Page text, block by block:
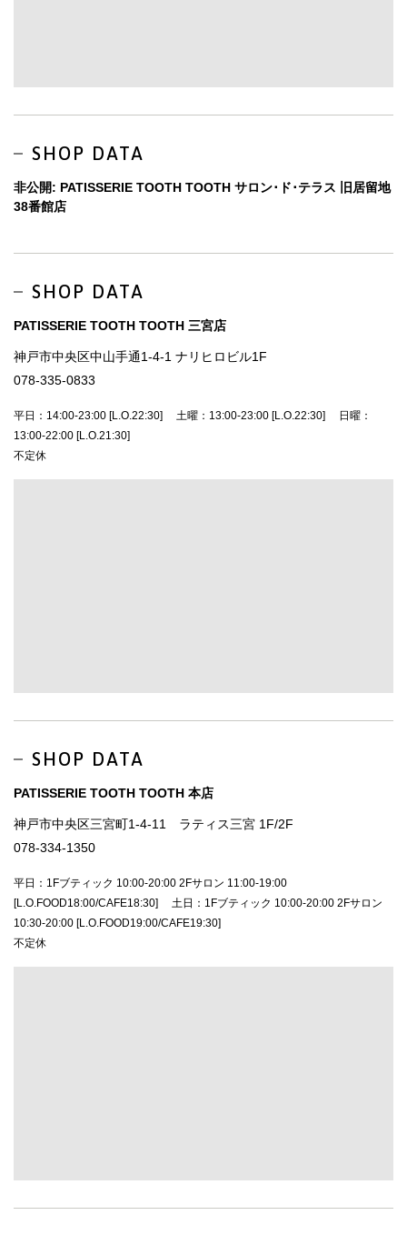
SHOP DATA
非公開: PATISSERIE TOOTH TOOTH サロン･ド･テラス 旧居留地
38番館店
SHOP DATA
PATISSERIE TOOTH TOOTH 三宮店
神戸市中央区中山手通1-4-1 ナリヒロビル1F
078-335-0833
平日：14:00-23:00 [L.O.22:30] 土曜：13:00-23:00 [L.O.22:30] 日曜：
13:00-22:00 [L.O.21:30]
不定休
SHOP DATA
PATISSERIE TOOTH TOOTH 本店
神戸市中央区三宮町1-4-11 ラティス三宮 1F/2F
078-334-1350
平日：1Fブティック 10:00-20:00 2Fサロン 11:00-19:00
[L.O.FOOD18:00/CAFE18:30] 土日：1Fブティック 10:00-20:00 2Fサロン
10:30-20:00 [L.O.FOOD19:00/CAFE19:30]
不定休